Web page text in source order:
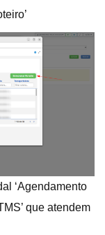
‘Agendamento
que atendem